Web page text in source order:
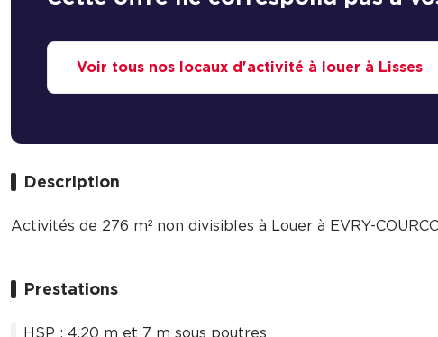
Voir tous nos locaux d'activité à louer à Lisses
Description
Activités de 276 m² non divisibles à Louer à EVRY-
Prestations
HSP : 4.20 m et 7 m sous poutres